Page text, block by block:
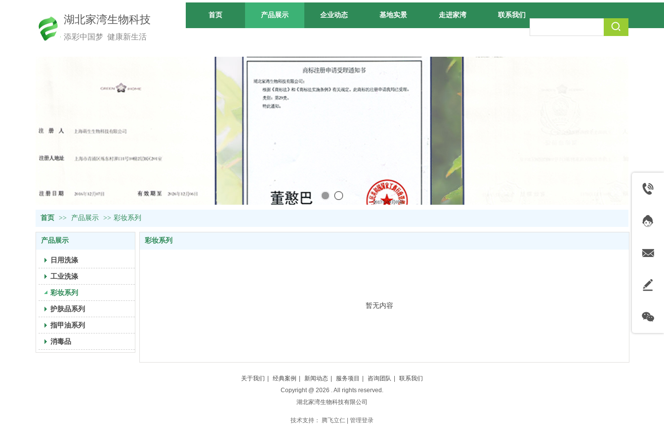
湖北家湾生物科技
添彩中国梦 健康新生活
首页 产品展示 企业动态 基地实景 走进家湾 联系我们
首页 >> 产品展示 >> 彩妆系列
产品展示
日用洗涤
工业洗涤
彩妆系列
护肤品系列
指甲油系列
消毒品
彩妆系列
暂无内容
关于我们 经典案例 新闻动态 服务项目 咨询团队
联系我们
Copyright @ 2026 . All rights reserved.
湖北家湾生物科技有限公司
技术支持： 腾飞立仁 管理登录